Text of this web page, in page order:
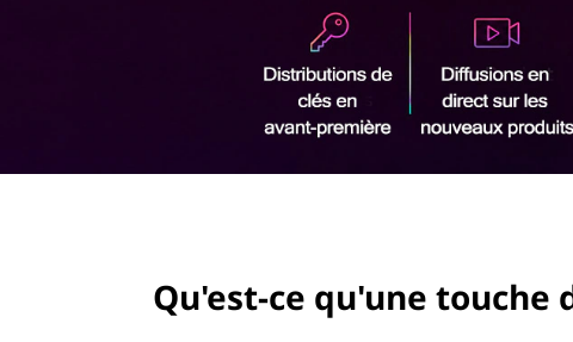
a
Qu'est-ce qu'une touche